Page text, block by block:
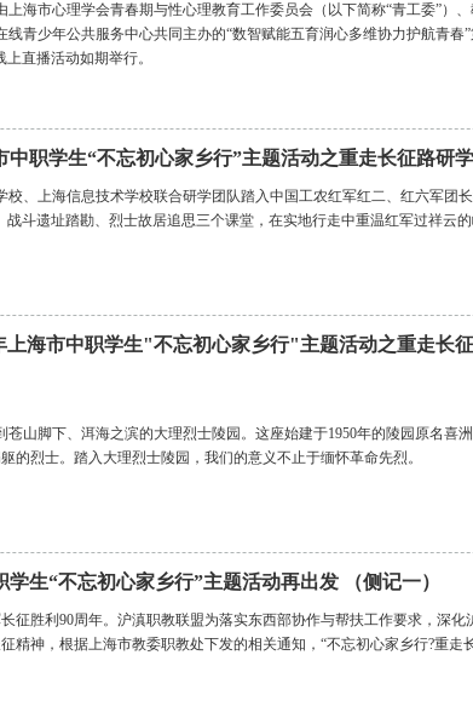
上海市心理学会青春期与性心理教育工作委员会（以下简称“青工委”）
线青少年公共服务中心共同主办的“数智赋能五育润心多维协力护航青春
直播活动如期举行。
职学生“不忘初心家乡行”主题活动之重走长征路研学
校、上海信息技术学校联合研学团队踏入中国工农红军红二、红六军
战斗遗址踏勘、烈士故居追思三个课堂，在实地行走中重温红军过祥云
海市中职学生"不忘初心家乡行"主题活动之重走长
苍山脚下、洱海之滨的大理烈士陵园。这座始建于1950年的陵园原名喜
的烈士。踏入大理烈士陵园，我们的意义不止于缅怀革命先烈。
生“不忘初心家乡行”主题活动再出发 （侧记一）
征胜利90周年。沪滇职教联盟为落实东西部协作与帮扶工作要求，深
精神，根据上海市教委职教处下发的相关通知，“不忘初心家乡行?重走